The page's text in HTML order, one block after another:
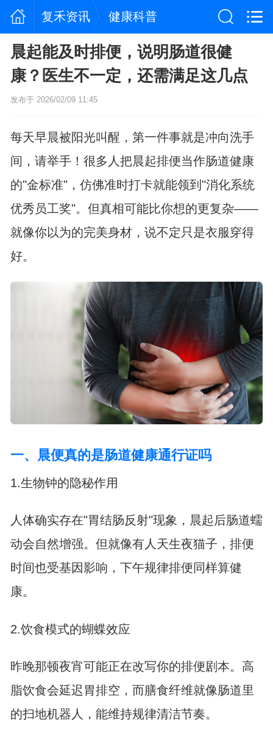
复禾资讯 健康科普
晨起能及时排便，说明肠道很健
康？医生不一定，还需满足这几点
发布于 2026/02/09 11:45
每天早晨被阳光叫醒，第一件事就是冲向洗手
间，请举手！很多人把晨起排便当作肠道健康
的"金标准"，仿佛准时打卡就能领到"消化系统
优秀员工奖"。但真相可能比你想的更复杂——
就像你以为的完美身材，说不定只是衣服穿得
好。
一、晨便真的是肠道健康通行证吗
1.生物钟的隐秘作用
人体确实存在"胃结肠反射"现象，晨起后肠道蠕
动会自然增强。但就像有人天生夜猫子，排便
时间也受基因影响，下午规律排便同样算健
康。
2.饮食模式的蝴蝶效应
昨晚那顿夜宵可能正在改写你的排便剧本。高
脂饮食会延迟胃排空，而膳食纤维就像肠道里
的扫地机器人，能维持规律清洁节奏。